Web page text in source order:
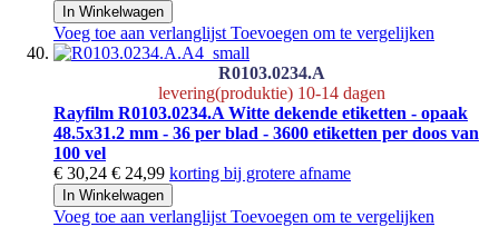
In Winkelwagen
Voeg toe aan verlanglijst Toevoegen om te vergelijken
R0103.0234.A
levering(produktie) 10-14 dagen
Rayfilm R0103.0234.A Witte dekende etiketten - opaak
48.5x31.2 mm - 36 per blad - 3600 etiketten per doos van
100 vel
€ 30,24 € 24,99 korting bij grotere afname
In Winkelwagen
Voeg toe aan verlanglijst Toevoegen om te vergelijken